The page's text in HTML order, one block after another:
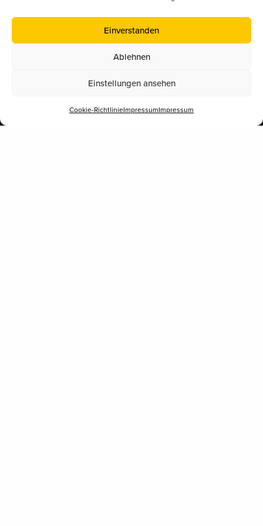
Einverstanden
Ablehnen
Einstellungen ansehen
Cookie-RichtlinieImpressumImpressum